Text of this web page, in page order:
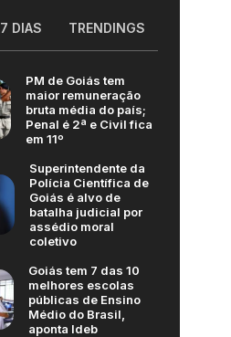
7 DIAS TRENDINGS
PM de Goiás tem
maior remuneração
bruta média do país;
Penal é 2ª e Civil fica
em 11º
Superintendente da
Polícia Científica de
Goiás é alvo de
batalha judicial por
assédio moral
coletivo
Goiás tem 7 das 10
melhores escolas
públicas de Ensino
Médio do Brasil,
aponta Ideb